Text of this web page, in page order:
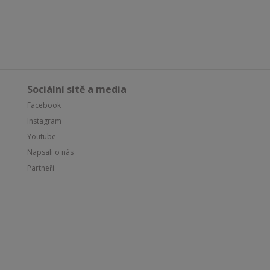
Sociální sítě a media
Facebook
Instagram
Youtube
Napsali o nás
Partneři